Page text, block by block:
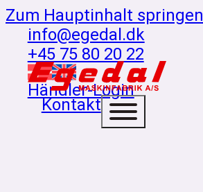
Zum Hauptinhalt springen
info@egedal.dk
+45 75 80 20 22
Händler-Login
Kontakt